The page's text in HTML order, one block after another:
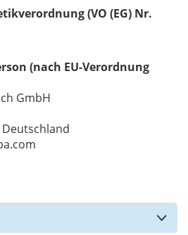
(VO (EG) Nr.
(nach EU-Verordnung
GmbH
Deutschland